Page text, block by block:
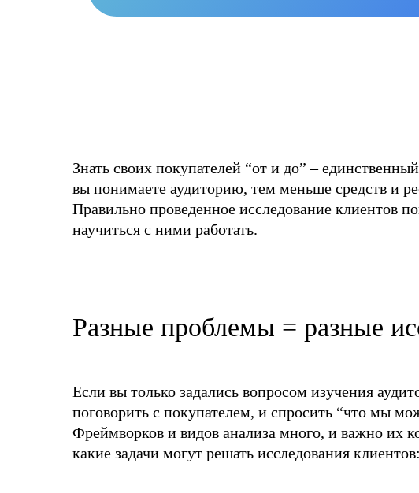
Знать своих покупателей “от и до” –
вы понимаете аудиторию, тем меньше средств и
Правильно проведенное исследование клиентов
научиться с ними работать.
Разные проблемы = разные
Если вы только задались вопросом изучения
поговорить с покупателем, и спросить “что мы
Фреймворков и видов анализа много, и важно их
какие задачи могут решать исследования клиентов:
Оставить заявку